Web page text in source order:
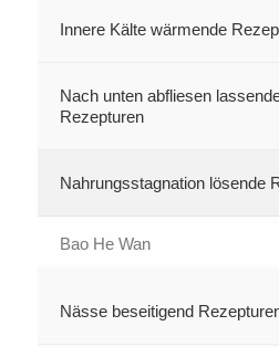
Innere Kälte wärmende
Nach unten abfliesen
Rezepturen
Nahrungsstagnation lösende
Bao He Wan
Nässe beseitigend